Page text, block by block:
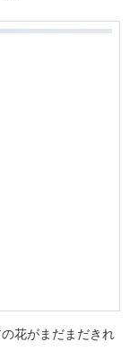
花がまだまだきれ